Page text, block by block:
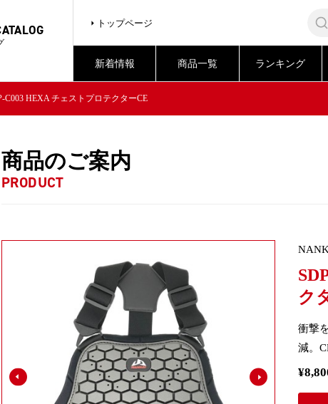
トップページ
新着情報 商品一覧 ランキング
C003 HEXA チェストプロテクターCE
商品のご案内
PRODUCT
ク
衝撃
減。